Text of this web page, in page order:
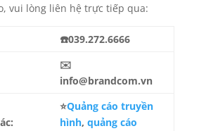
vui lòng liên hệ trực tiếp qua:
☎️039.272.6666
✉️
info@brandcom.vn
⭐Quảng cáo truyền
hình, quảng cáo